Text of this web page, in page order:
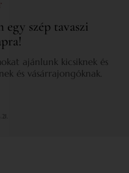
szép tavaszi
ajánlunk kicsiknek és
és vásárrajongóknak.